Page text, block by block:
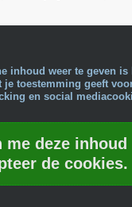
inhoud weer te geven is
je toestemming geeft
en social
me deze inhoud
de cookies.